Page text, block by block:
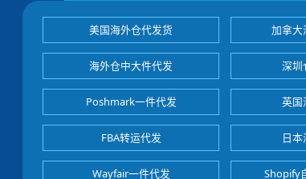
美国海外仓代发货 加拿大
海外仓中大件代发 深圳
Poshmark一件代发 英国
FBA转运代发 日
Wayfair一件代发 Shopify